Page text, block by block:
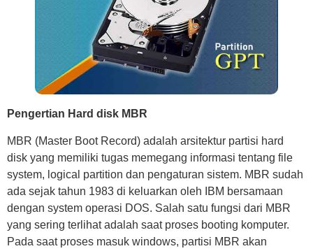
Pengertian Hard disk MBR
MBR (Master Boot Record) adalah arsitektur partisi hard
disk yang memiliki tugas memegang informasi tentang file
system, logical partition dan pengaturan sistem. MBR sudah
ada sejak tahun 1983 di keluarkan oleh IBM bersamaan
dengan system operasi DOS. Salah satu fungsi dari MBR
yang sering terlihat adalah saat proses booting komputer.
Pada saat proses masuk windows, partisi MBR akan